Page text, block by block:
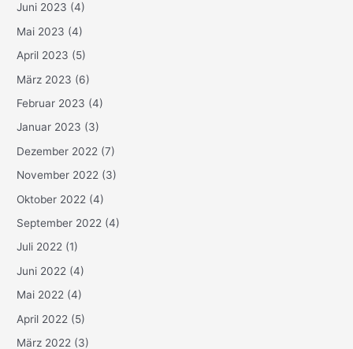
Juni 2023 (4)
Mai 2023 (4)
April 2023 (5)
März 2023 (6)
Februar 2023 (4)
Januar 2023 (3)
Dezember 2022 (7)
November 2022 (3)
Oktober 2022 (4)
September 2022 (4)
Juli 2022 (1)
Juni 2022 (4)
Mai 2022 (4)
April 2022 (5)
März 2022 (3)